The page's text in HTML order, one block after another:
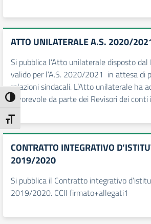
Attiva/disattiva alto contrasto
Attiva/disattiva dimensione testo
ATTO UNILATERALE A.S. 2020/
Si pubblica l’Atto unilaterale disposto
valido per l’A.S. 2020/2021 in attesa di
relazioni sindacali. L’Atto unilaterale ha
favorevole da parte dei Revisori dei
CONTRATTO INTEGRATIVO
2019/2020
Si pubblica il Contratto integrativo
2019/2020. CCII firmato+allegati1